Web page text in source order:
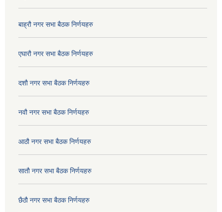
बाह्रौ नगर सभा बैठक निर्णयहरु
एघारौ नगर सभा बैठक निर्णयहरु
दशौ नगर सभा बैठक निर्णयहरु
नवौ नगर सभा बैठक निर्णयहरु
आठौ नगर सभा बैठक निर्णयहरु
सातौ नगर सभा बैठक निर्णयहरु
छैठौ नगर सभा बैठक निर्णयहरु